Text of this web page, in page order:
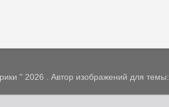
" 2026 . Автор изображений для темы: